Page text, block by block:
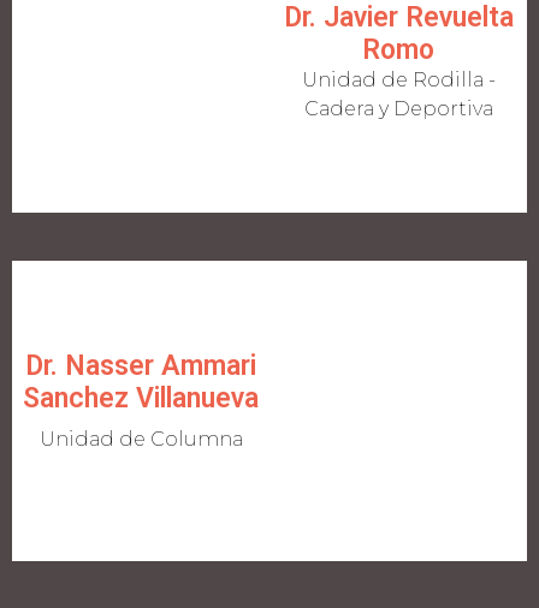
Dr. Javier Revuelta
Romo
Unidad de Rodilla -
Cadera y Deportiva
Dr. Nasser Ammari
Sanchez Villanueva
Unidad de Columna